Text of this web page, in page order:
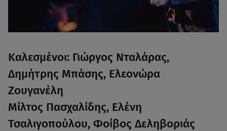
Καλεσμένοι: Γιώργος Νταλάρας,
Δημήτρης Μπάσης, Ελεονώρα
Ζουγανέλη
Μίλτος Πασχαλίδης, Ελένη
Τσαλιγοπούλου, Φοίβος Δεληβοριάς